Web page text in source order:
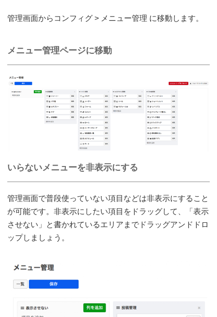
管理画面からコンフィグ > メニュー管理 に移動します。
メニュー管理ページに移動
いらないメニューを非表示にする
管理画面で普段使っていない項目などは非表示にすること
が可能です。非表示にしたい項目をドラッグして、「表示
させない」と書かれているエリアまでドラッグアンドドロ
ップしましょう。